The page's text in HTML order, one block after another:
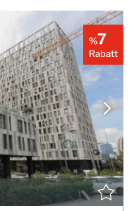
%7
Rabatt